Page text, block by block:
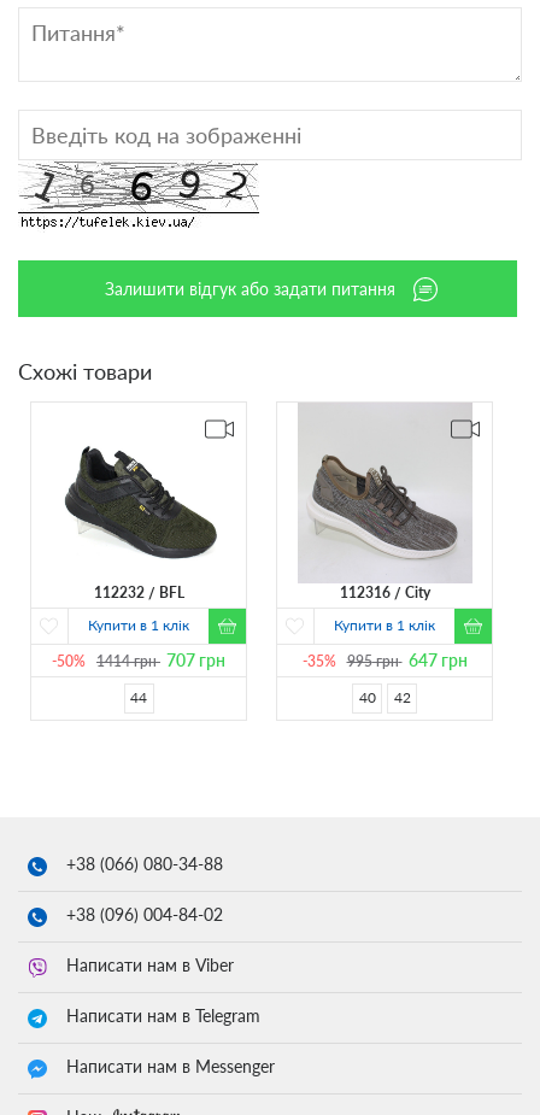
Залишити відгук або задати питання
Схожі товари
112232
BFL
Купити в 1 клік
-50% 1414грн 707 грн
44
112316
City
Купити в 1 клік
-35% 995грн 647грн
40 42
+38 (066) 080-34-88
+38 (096) 004-84-02
Написати нам в Viber
Написати нам в Telegram
Написати нам в Messenger